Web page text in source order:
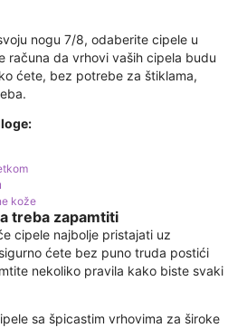
nogu 7/8, odaberite cipele u
računa da vrhovi vaših cipela budu
ćete, bez potrebe za štiklama,
kože
treba zapamtiti
cipele najbolje pristajati uz
ćete bez puno truda postići
nekoliko pravila kako biste svaki
sa špicastim vrhovima za široke